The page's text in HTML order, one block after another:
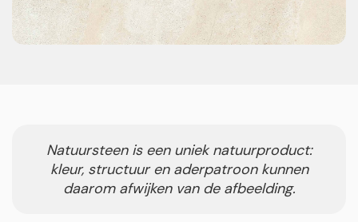
Natuursteen is een uniek natuurproduct:
kleur, structuur en aderpatroon kunnen
daarom afwijken van de afbeelding.